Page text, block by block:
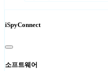
iSpyConnect
소프트웨어